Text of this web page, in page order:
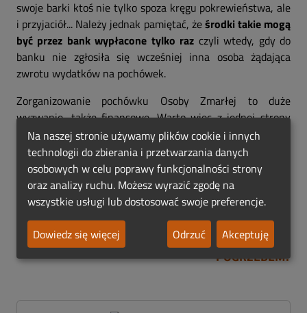
swoje barki ktoś nie tylko spoza kręgu pokrewieństwa, ale
i przyjaciół... Należy jednak pamiętać, żeśrodki takie mogą
być przez bank wypłacone tylko raz czyli wtedy, gdy do
banku nie zgłosiła się wcześniej inna osoba żądająca
zwrotu wydatków na pochówek.
Zorganizowanie pochówku Osoby Zmarłej to duże
wyzwanie, także finansowe. Warto więc z jednej strony
wiedzieć o takiej możliwości, jaką jest zwrot kosztów
pogrzebu przez bank - a z drugiej strony mieć jednak
oszczędności. W języku potocznym funkcjonuje zwrot
"pieniądze na czarną godzinę" i, jak widać, nieraz ta czerń
może nabrać bardzo dosłownego znaczenia.
ZOBACZ RÓWNIEŻ: 🡆 ŚMIERĆ W GÓRACH - CO Z
POGRZEBEM?
Na naszej stronie używamy plików cookie i innych
technologii do zbierania i przetwarzania danych
osobowych w celu poprawy funkcjonalności strony
oraz analizy ruchu. Możesz wyrazić zgodę na
wszystkie usługi lub dostosować swoje preferencje.
Dowiedz się więcej
Odrzuć Akceptuję